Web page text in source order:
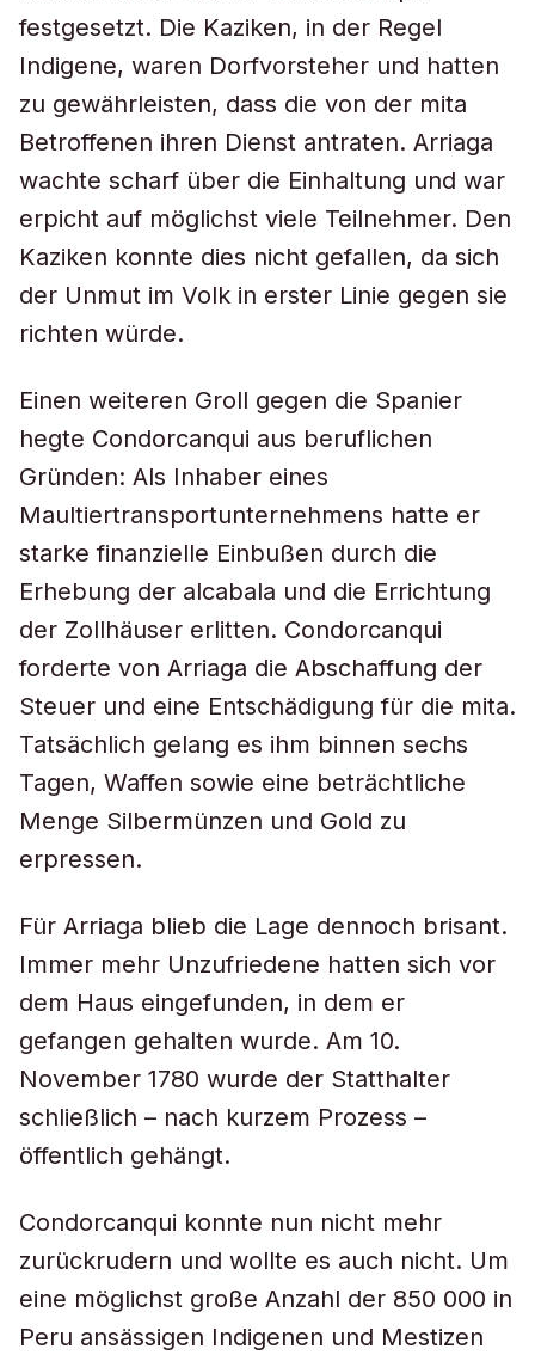
festgesetzt. Die Kaziken, in der Regel
Indigene, waren Dorfvorsteher und hatten
zu gewährleisten, dass die von der mita
Betroffenen ihren Dienst antraten. Arriaga
wachte scharf über die Einhaltung und war
erpicht auf möglichst viele Teilnehmer. Den
Kaziken konnte dies nicht gefallen, da sich
der Unmut im Volk in erster Linie gegen sie
richten würde.
Einen weiteren Groll gegen die Spanier
hegte Condorcanqui aus beruflichen
Gründen: Als Inhaber eines
Maultiertransportunternehmens hatte er
starke finanzielle Einbußen durch die
Erhebung der alcabala und die Errichtung
der Zollhäuser erlitten. Condorcanqui
forderte von Arriaga die Abschaffung der
Steuer und eine Entschädigung für die mita.
Tatsächlich gelang es ihm binnen sechs
Tagen, Waffen sowie eine beträchtliche
Menge Silbermünzen und Gold zu
erpressen.
Für Arriaga blieb die Lage dennoch brisant.
Immer mehr Unzufriedene hatten sich vor
dem Haus eingefunden, in dem er
gefangen gehalten wurde. Am 10.
November 1780 wurde der Statthalter
schließlich – nach kurzem Prozess –
öffentlich gehängt.
Condorcanqui konnte nun nicht mehr
zurückrudern und wollte es auch nicht. Um
eine möglichst große Anzahl der 850 000 in
Peru ansässigen Indigenen und Mestizen